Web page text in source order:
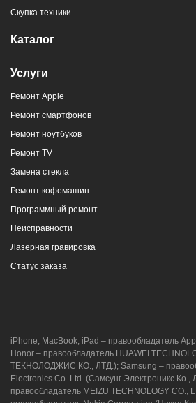
Скупка техники
Каталог
Услуги
Ремонт Apple
Ремонт смартфонов
Ремонт ноутбуков
Ремонт TV
Замена стекла
Ремонт кофемашин
Программный ремонт
Неисправности
Лазерная гравировка
Статус заказа
iPhone, MacBook, iPad – правообладатель
Honor – правообладатель HUAWEI
ТЕКНОЛОДЖИС КО., ЛТД.); Samsung –
Electronics Co. Ltd. (Самсунг Электроникс Ко.,
правообладатель MEIZU TECHNOLOGY CO.,